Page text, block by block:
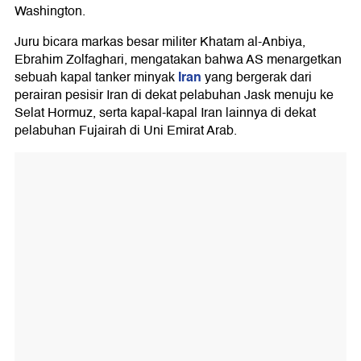
Washington.
Juru bicara markas besar militer Khatam al-Anbiya,
Ebrahim Zolfaghari, mengatakan bahwa AS menargetkan
sebuah kapal tanker minyakIranyang bergerak dari
perairan pesisir Iran di dekat pelabuhan Jask menuju ke
Selat Hormuz, serta kapal-kapal Iran lainnya di dekat
pelabuhan Fujairah di Uni Emirat Arab.